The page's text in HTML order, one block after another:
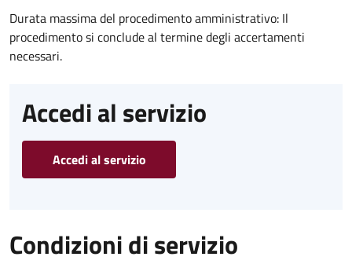
Durata massima del procedimento amministrativo: Il
procedimento si conclude al termine degli accertamenti
necessari.
Accedi al servizio
Accedi al servizio
Condizioni di servizio